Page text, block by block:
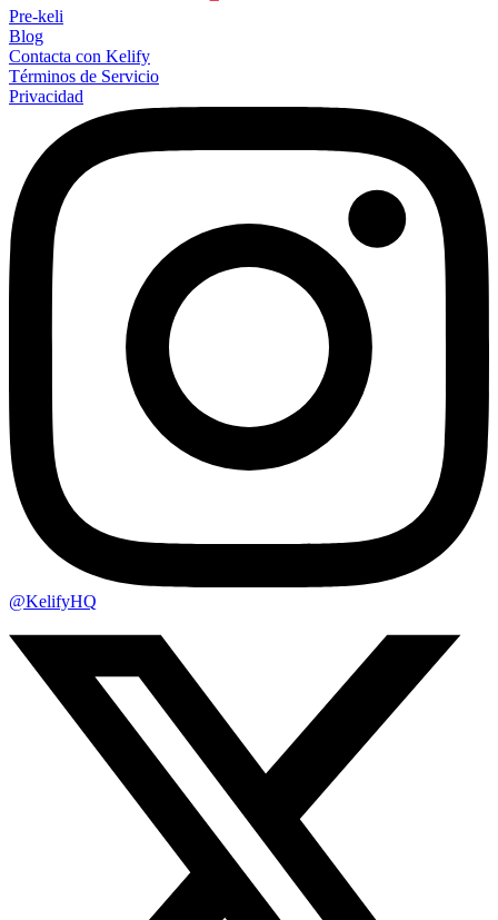
Pre-keli
Blog
Contacta con Kelify
Términos de Servicio
Privacidad
@KelifyHQ